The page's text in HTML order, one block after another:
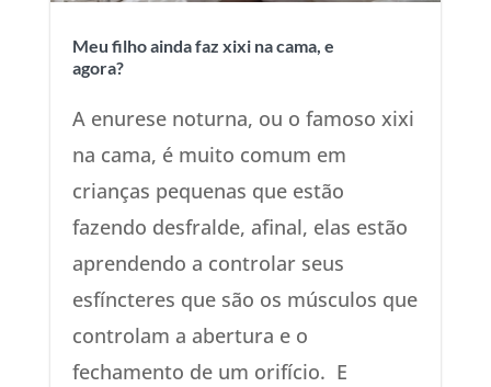
Meu filho ainda faz xixi na cama, e
agora?
A enurese noturna, ou o famoso xixi
na cama, é muito comum em
crianças pequenas que estão
fazendo desfralde, afinal, elas estão
aprendendo a controlar seus
esfíncteres que são os músculos que
controlam a abertura e o
fechamento de um orifício. E